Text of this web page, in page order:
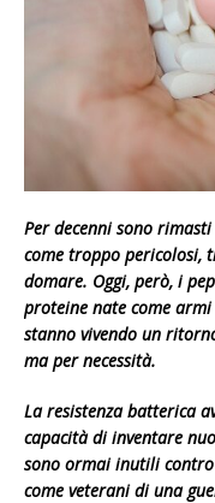
Per decenni sono
come troppo pericolosi,
domare. Oggi, però, i
proteine nate come
stanno vivendo un
ma per necessità.
La resistenza batterica
capacità di inventare
sono ormai inutili
come veterani di una